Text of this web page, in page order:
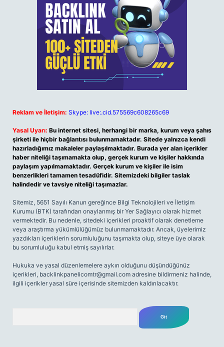
Reklam ve İletişim: Skype: live:.cid.575569c608265c69
Yasal Uyarı: Bu internet sitesi, herhangi bir marka, kurum veya şahıs
şirketi ile hiçbir bağlantısı bulunmamaktadır. Sitede yalnızca kendi
hazırladığımız makaleler paylaşılmaktadır. Burada yer alan içerikler
haber niteliği taşımamakta olup, gerçek kurum ve kişiler hakkında
paylaşım yapılmamaktadır. Gerçek kurum ve kişiler ile isim
benzerlikleri tamamen tesadüfidir. Sitemizdeki bilgiler taslak
halindedir ve tavsiye niteliği taşımazlar.
Sitemiz, 5651 Sayılı Kanun gereğince Bilgi Teknolojileri ve İletişim
Kurumu (BTK) tarafından onaylanmış bir Yer Sağlayıcı olarak hizmet
vermektedir. Bu nedenle, sitedeki içerikleri proaktif olarak denetleme
veya araştırma yükümlülüğümüz bulunmamaktadır. Ancak, üyelerimiz
yazdıkları içeriklerin sorumluluğunu taşımakta olup, siteye üye olarak
bu sorumluluğu kabul etmiş sayılırlar.
Hukuka ve yasal düzenlemelere aykırı olduğunu düşündüğünüz
içerikleri, backlinkpanelicomtr@gmail.com adresine bildirmeniz halinde,
ilgili içerikler yasal süre içerisinde sitemizden kaldırılacaktır.